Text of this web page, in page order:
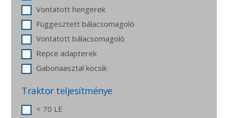
Vontatott hengerek
Függesztett bálacsomagoló
Vontatott bálacsomagoló
Repce adapterek
Gabonaasztal kocsik
Traktor teljesítménye
< 70 LE